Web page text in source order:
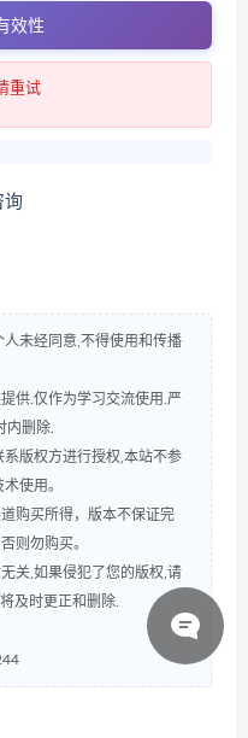
效性
重试
未经同意,不得使用和传播
供.仅作为学习交流使用.严
内删除.
版权方进行授权,本站不参
使用。
购买所得，版本不保证完
则勿购买。
关,如果侵犯了您的版权,请
及时更正和删除.